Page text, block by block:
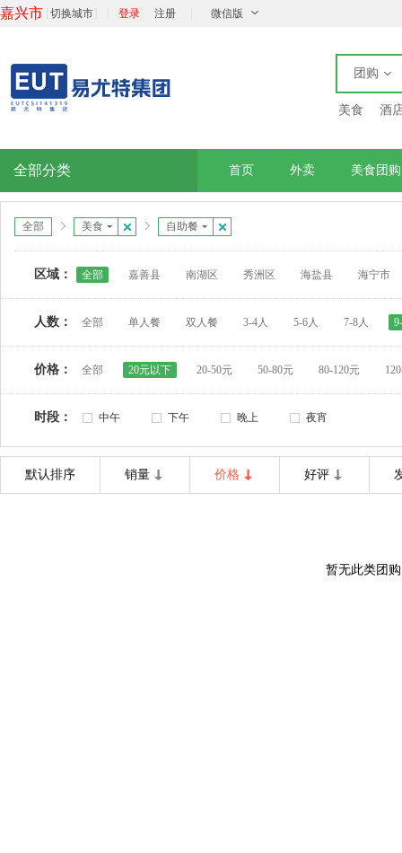
嘉兴市 切换城市 登录 注册 微信版
团购
美食 酒
全部分类 首页 外卖 美食团购
全部 美食 自助餐
区域： 全部 嘉善县 南湖区 秀洲区 海盐县 海宁市
人数： 全部 单人餐 双人餐 3-4人 5-6人 7-8人
价格： 全部 20元以下 20-50元 50-80元 80-120元
时段： 中午 下午 晚上 夜宵
默认排序 销量 价格 好评
暂无此类团